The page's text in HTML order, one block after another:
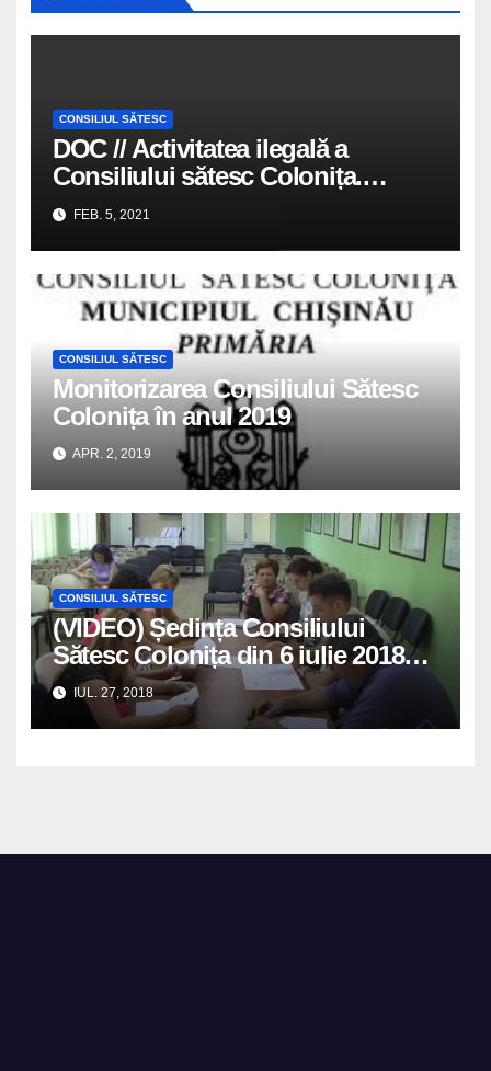
CONSILIUL SĂTESC
DOC // Activitatea ilegală a
Consiliului sătesc Colonița.
Majoritatea PSRM a adoptat
decizii fără avizul comisiilor de
specialitate | Punctul.md
FEB. 5, 2021
CONSILIUL SĂTESC
Monitorizarea Consiliului Sătesc
Colonița în anul 2019
APR. 2, 2019
CONSILIUL SĂTESC
(VIDEO) Ședința Consiliului
Sătesc Colonița din 6 iulie 2018
convocată și petrecută de
consilierii locali
IUL. 27, 2018